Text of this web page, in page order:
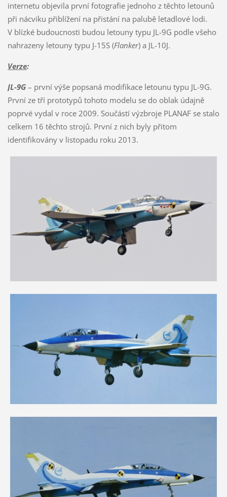
internetu objevila první fotografie jednoho z těchto letounů
při nácviku přiblížení na přistání na palubě letadlové lodi.
V blízké budoucnosti budou letouny typu JL-9G podle všeho
nahrazeny letouny typu J-15S (Flanker) a JL-10J.
Verze:
JL-9G– první výše popsaná modifikace letounu typu JL-9G.
První ze tří prototypů tohoto modelu se do oblak údajně
poprvé vydal v roce 2009. Součástí výzbroje PLANAF se stalo
celkem 16 těchto strojů. První z nich byly přitom
identifikovány v listopadu roku 2013.